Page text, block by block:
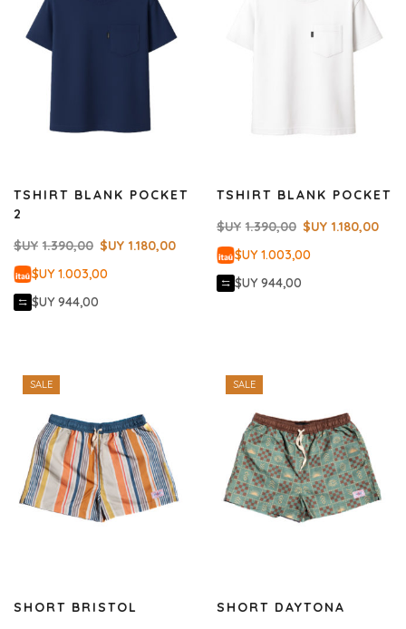
TSHIRT BLANK POCKET
2
$UY 1.390,00 $UY 1.180,00
$UY 1.003,00
$UY 944,00
TSHIRT BLANK POCKET
$UY 1.390,00 $UY 1.180,00
$UY 1.003,00
$UY 944,00
SALE
SHORT BRISTOL
SALE
SHORT DAYTONA